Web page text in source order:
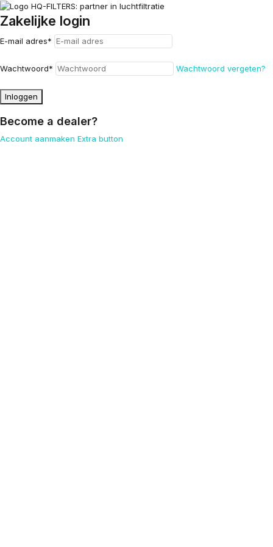
Zakelijke login
E-mail adres*
Wachtwoord* Wachtwoord vergeten?
Inloggen
Become a dealer?
Account aanmaken Extra button